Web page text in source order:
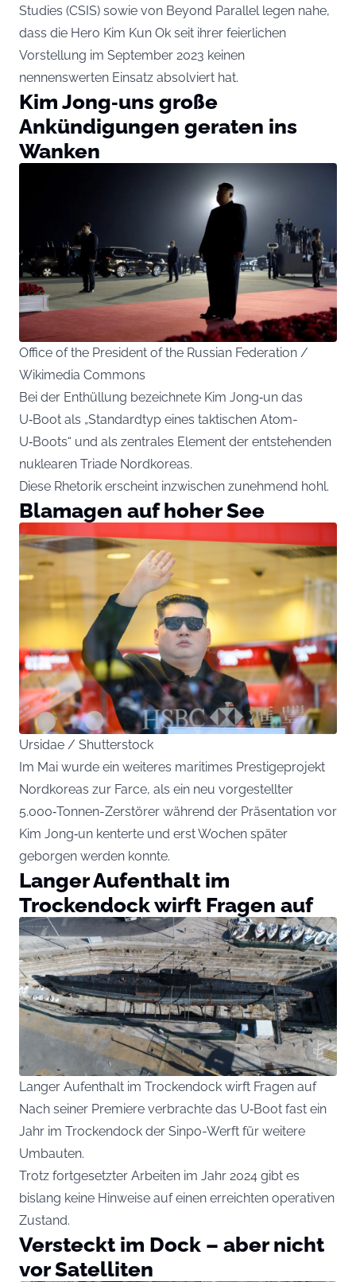
Studies (CSIS) sowie von Beyond Parallel legen nahe,
dass die Hero Kim Kun Ok seit ihrer feierlichen
Vorstellung im September 2023 keinen
nennenswerten Einsatz absolviert hat.
Kim Jong‑uns große
Ankündigungen geraten ins
Wanken
Office of the President of the Russian Federation /
Wikimedia Commons
Bei der Enthüllung bezeichnete Kim Jong‑un das
U‑Boot als „Standardtyp eines taktischen Atom-
U‑Boots“ und als zentrales Element der entstehenden
nuklearen Triade Nordkoreas.
Diese Rhetorik erscheint inzwischen zunehmend hohl.
Blamagen auf hoher See
Ursidae / Shutterstock
Im Mai wurde ein weiteres maritimes Prestigeprojekt
Nordkoreas zur Farce, als ein neu vorgestellter
5.000‑Tonnen-Zerstörer während der Präsentation vor
Kim Jong‑un kenterte und erst Wochen später
geborgen werden konnte.
Langer Aufenthalt im
Trockendock wirft Fragen auf
Langer Aufenthalt im Trockendock wirft Fragen auf
Nach seiner Premiere verbrachte das U‑Boot fast ein
Jahr im Trockendock der Sinpo-Werft für weitere
Umbauten.
Trotz fortgesetzter Arbeiten im Jahr 2024 gibt es
bislang keine Hinweise auf einen erreichten operativen
Zustand.
Versteckt im Dock – aber nicht
vor Satelliten